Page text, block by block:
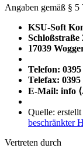
Angaben gemäß §
KSU-Soft
Schloßstraße
17039
Telefon: 0395
Telefax: 0395
E-Mail: info
Quelle:
beschränkter
Vertreten durch